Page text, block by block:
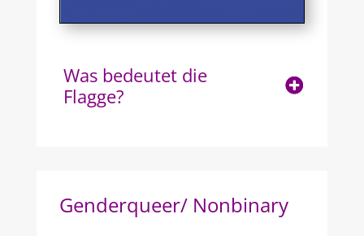
Was bedeutet die
Flagge?
Genderqueer/ Nonbinary